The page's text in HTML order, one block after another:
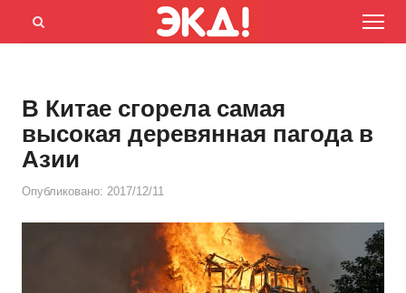
Menu
Открыть
В Китае сгорела самая
высокая деревянная пагода в
Азии
Опубликовано: 2017/12/11